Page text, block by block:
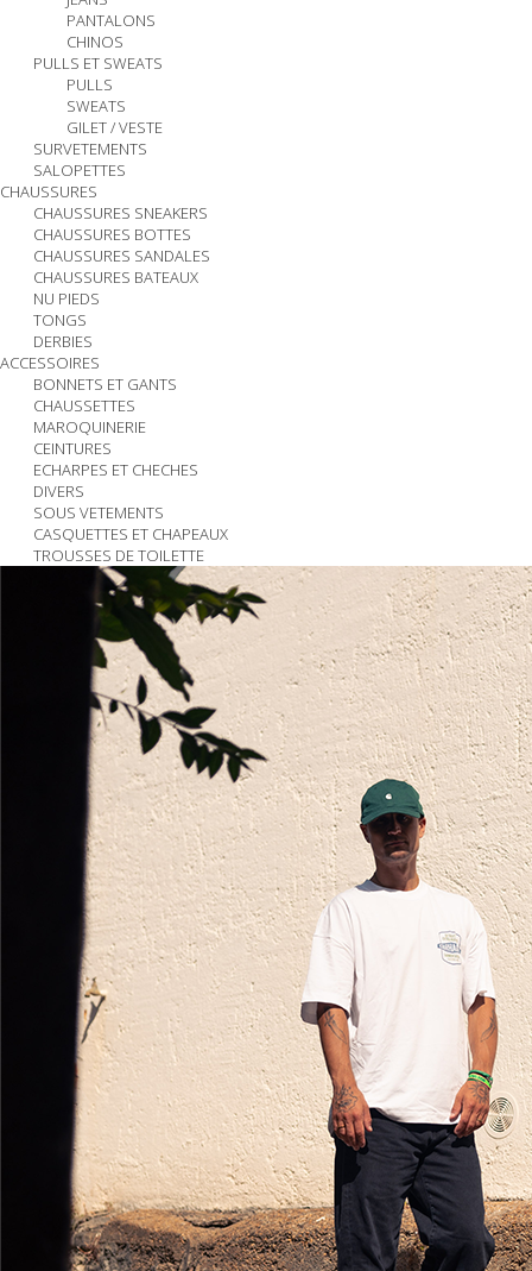
PANTALONS
CHINOS
PULLS ET SWEATS
PULLS
SWEATS
GILET / VESTE
SURVETEMENTS
SALOPETTES
CHAUSSURES
CHAUSSURES SNEAKERS
CHAUSSURES BOTTES
CHAUSSURES SANDALES
CHAUSSURES BATEAUX
NU PIEDS
TONGS
DERBIES
ACCESSOIRES
BONNETS ET GANTS
CHAUSSETTES
MAROQUINERIE
CEINTURES
ECHARPES ET CHECHES
DIVERS
SOUS VETEMENTS
CASQUETTES ET CHAPEAUX
TROUSSES DE TOILETTE